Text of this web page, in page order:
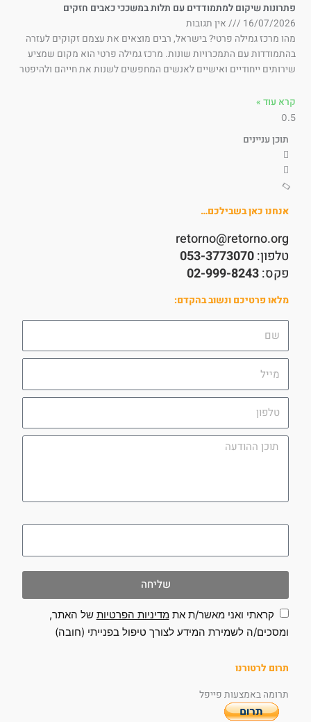
שיקום למתמודדים עם תלות במשככי כאבים חזקים
16/07/
אין תגובות
מרכז גמילה פרטי? בישראל, רבים מוצאים את עצמם זקוקים לעזרה
עם התמכרויות שונות. מרכז גמילה פרטי הוא מקום שמציע
ייחודיים ואישיים לאנשים המחפשים לשנות את חייהם ולהיפטר
עוד »
תוכן עניינים
אנחנו כאן בשבילכם…
retorno@retorno.org
טלפון:053-3773070
פקס:02-999-8243
מלאו פרטיכם ונשוב בהקדם:
שליחה
קראתי ואני מאשר/ת אתמדיניות הפרטיותשל האתר,
ומסכים/ה לשמירת המידע לצורך טיפול בפנייתי (חובה)
תרום לרטורנו
תרומה באמצעות פייפל